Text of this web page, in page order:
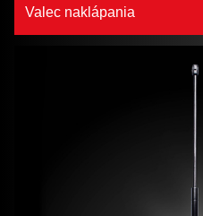
Valec naklápania